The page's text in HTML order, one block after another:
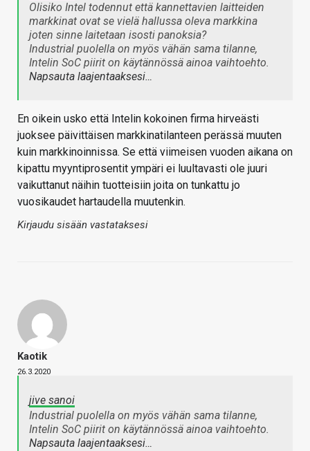
Olisiko Intel todennut että kannettavien laitteiden
markkinat ovat se vielä hallussa oleva markkina
joten sinne laitetaan isosti panoksia?
Industrial puolella on myös vähän sama tilanne,
Intelin SoC piirit on käytännössä ainoa vaihtoehto.
Napsauta laajentaaksesi…
En oikein usko että Intelin kokoinen firma hirveästi
juoksee päivittäisen markkinatilanteen perässä muuten
kuin markkinoinnissa. Se että viimeisen vuoden aikana on
kipattu myyntiprosentit ympäri ei luultavasti ole juuri
vaikuttanut näihin tuotteisiin joita on tunkattu jo
vuosikaudet hartaudella muutenkin.
Kirjaudu sisään vastataksesi
Kaotik
26.3.2020
jive sanoi
Industrial puolella on myös vähän sama tilanne,
Intelin SoC piirit on käytännössä ainoa vaihtoehto.
Napsauta laajentaaksesi…